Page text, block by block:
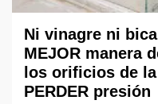
Ni vinagre ni
MEJOR manera
los orificios de
PERDER presión